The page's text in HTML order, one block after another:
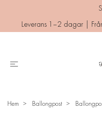
Leverans 1–2 dagar |
Hem Ballongpost